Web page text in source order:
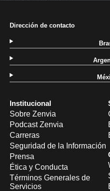
Institucional
Sobre Zenvia
Podcast Zenvia
Carreras
Seguridad de la Información
Prensa
Ética y Conducta
Términos Generales de
Servicios
Dirección de contacto